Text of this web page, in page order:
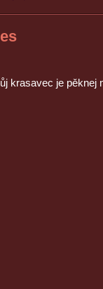
krasavec je pěknej